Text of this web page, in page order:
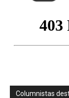
Columnistas